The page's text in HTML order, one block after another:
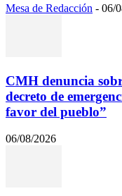
Mesa de Redacción - 06/
CMH denuncia
decreto de
favor del pueblo”
06/08/2026